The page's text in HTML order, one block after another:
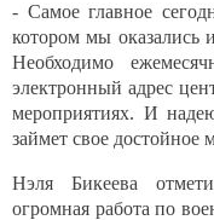
- Самое главное
котором мы
Необходимо
электронный адрес
мероприятиях. И
займет свое достойное
Нэля Бикеева
огромная работа по